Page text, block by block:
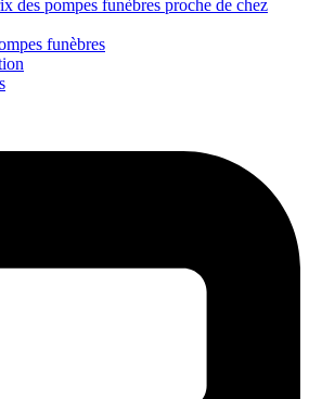
des pompes funèbres proche de chez
funèbres